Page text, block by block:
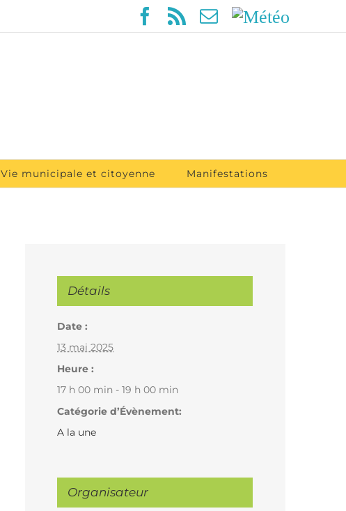
Facebook
Rss Email
Météo
Vie municipale et citoyenne Manifestations
Détails
Date :
13 mai 2025
Heure :
17 h 00 min - 19 h 00 min
Catégorie d’Évènement:
A la une
Organisateur